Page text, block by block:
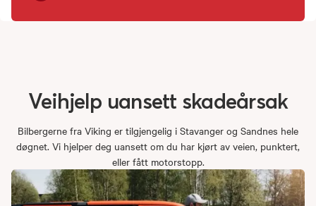
Veihjelp uansett skadeårsak
Bilbergerne fra Viking er tilgjengelig i Stavanger og Sandnes hele
døgnet. Vi hjelper deg uansett om du har kjørt av veien, punktert,
eller fått motorstopp.